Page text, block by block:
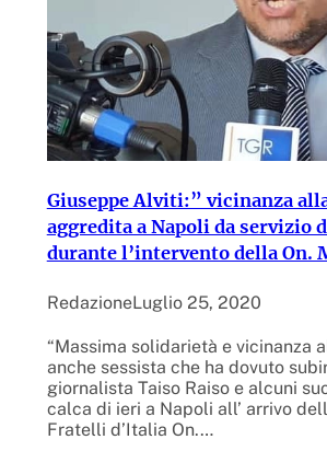
Giuseppe Alviti:” vicinanza
aggredita a Napoli da servizio
durante l’intervento della On.
RedazioneLuglio 25, 2020
“Massima solidarietà e vicinanza
anche sessista che ha dovuto
giornalista Taiso Raiso e alcuni
calca di ieri a Napoli all’ arrivo
Fratelli d’Italia On.…